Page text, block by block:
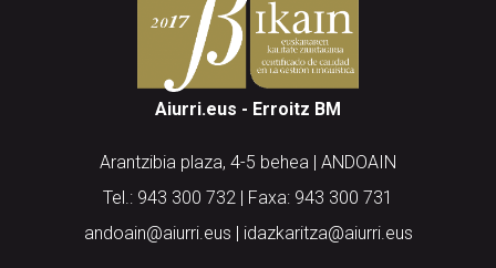
Aiurri.eus - Erroitz BM
Arantzibia plaza, 4-5 behea | ANDOAIN
Tel.: 943 300 732 | Faxa: 943 300 731
andoain@aiurri.eus | idazkaritza@aiurri.eus